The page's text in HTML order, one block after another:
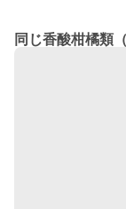
同じ香酸柑橘類